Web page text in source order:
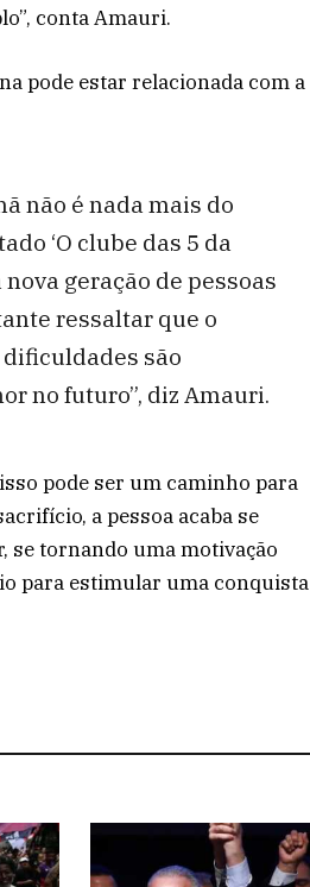
conta Amauri.
pode estar relacionada com a
não é nada mais do
‘O clube das 5 da
geração de pessoas
ressaltar que o
são
no futuro”, diz Amauri.
pode ser um caminho para
a pessoa acaba se
se tornando uma motivação
para estimular uma conquista